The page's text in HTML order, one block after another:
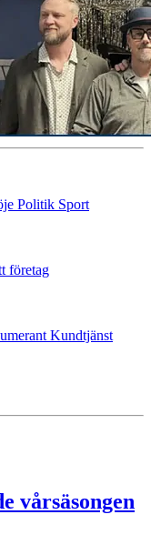
Politik Sport
företag
Kundtjänst
vårsäsongen